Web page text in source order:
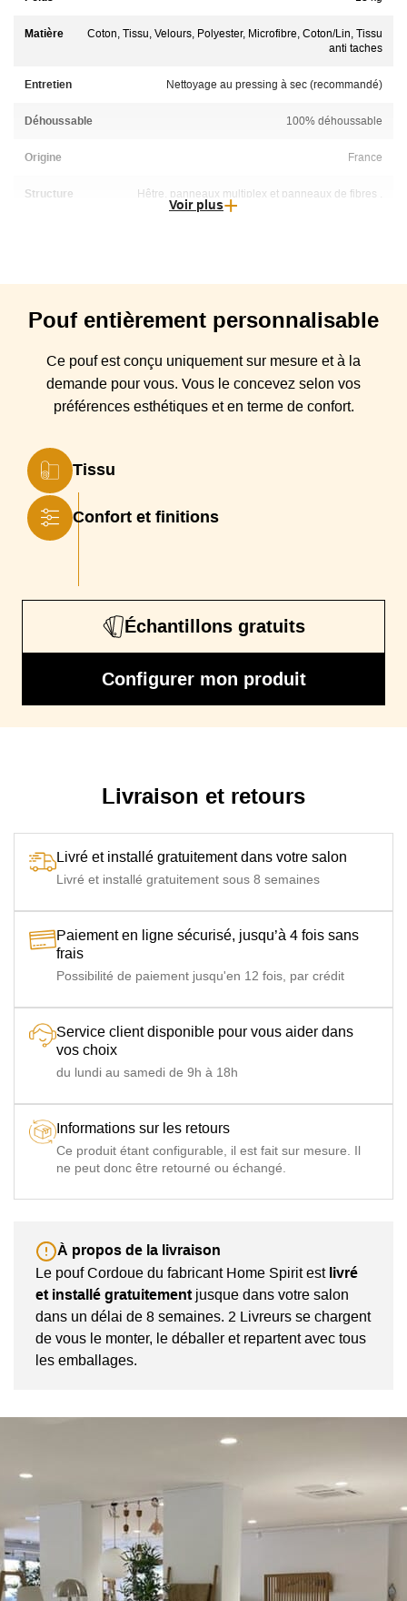
Matière
Coton, Tissu, Velours, Polyester, Microfibre, Coton/Lin, Tissu
anti taches
Entretien Nettoyage au pressing à sec (recommandé)
Déhoussable 100% déhoussable
Origine France
Structure
Hêtre, panneaux multiplex et panneaux de fibres .
Structure enrobée de mousse polyuréthane et d'une sous-
Assise
calotte Haute Résilience densité 25 kg / m3
Garantie
Garantie 3 ans. Tissus label Oeko-tex / Fabrication
Voir plus
Pouf entièrement personnalisable
Ce pouf est conçu uniquement sur mesure et à la
demande pour vous. Vous le concevez selon vos
préférences esthétiques et en terme de confort.
Tissu
Confort et finitions
Échantillons gratuits
Configurer mon produit
Livraison et retours
Livré et installé gratuitement dans votre salon
Livré et installé gratuitement sous 8 semaines
Paiement en ligne sécurisé, jusqu’à 4 fois sans
frais
Possibilité de paiement jusqu'en 12 fois, par crédit
Service client disponible pour vous aider dans
vos choix
du lundi au samedi de 9h à 18h
Informations sur les retours
Ce produit étant configurable, il est fait sur mesure. Il
ne peut donc être retourné ou échangé.
À propos de la livraison
Le pouf Cordoue du fabricant Home Spirit est livré
et installé gratuitementjusque dans votre salon
dans un délai de 8 semaines. 2 Livreurs se chargent
de vous le monter, le déballer et repartent avec tous
les emballages.